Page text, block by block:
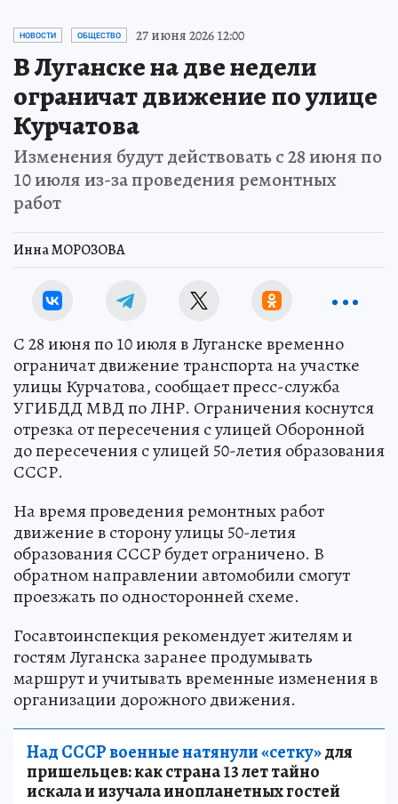
НОВОСТИ ОБЩЕСТВО 27 июня 2026 12:00
В Луганске на две недели
ограничат движение по улице
Курчатова
Изменения будут действовать с 28 июня по
10 июля из-за проведения ремонтных
работ
Инна МОРОЗОВА
С 28 июня по 10 июля в Луганске временно
ограничат движение транспорта на участке
улицы Курчатова, сообщает пресс-служба
УГИБДД МВД по ЛНР. Ограничения коснутся
отрезка от пересечения с улицей Оборонной
до пересечения с улицей 50-летия образования
СССР.
На время проведения ремонтных работ
движение в сторону улицы 50-летия
образования СССР будет ограничено. В
обратном направлении автомобили смогут
проезжать по односторонней схеме.
Госавтоинспекция рекомендует жителям и
гостям Луганска заранее продумывать
маршрут и учитывать временные изменения в
организации дорожного движения.
Над СССР военные натянули «сетку»для
пришельцев: как страна 13 лет тайно
искала и изучала инопланетных гостей